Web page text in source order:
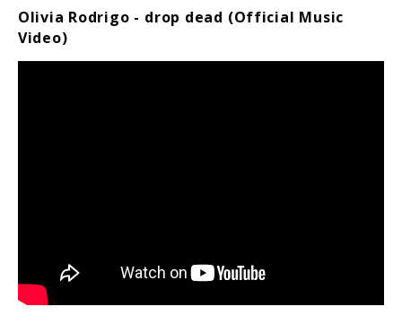
Olivia Rodrigo - drop dead (Official Music
Video)